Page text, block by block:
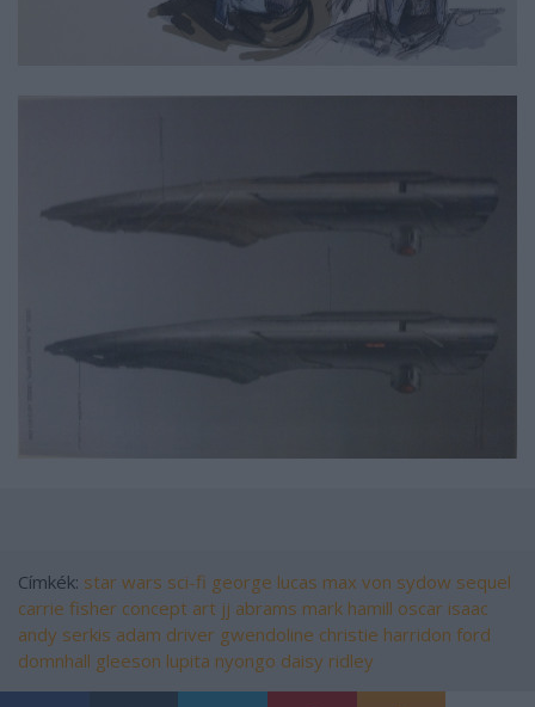
Címkék: star wars sci-fi george lucas max von sydow sequel
carrie fisher concept art jj abrams mark hamill oscar isaac
andy serkis adam driver gwendoline christie harridon ford
domnhall gleeson lupita nyongo daisy ridley